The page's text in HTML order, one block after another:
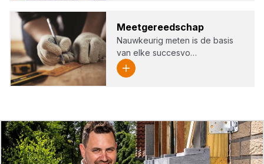
Meet­ge­reed­schap
Nauwkeurig meten is de basis
van elke succesvo…